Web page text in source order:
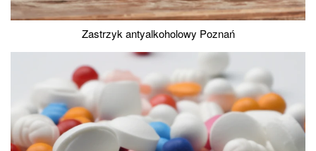
Zastrzyk antyalkoholowy Poznań